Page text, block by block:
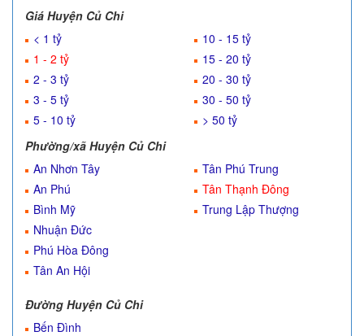
Giá Huyện Củ Chi
< 1 tỷ
1 - 2 tỷ
2 - 3 tỷ
3 - 5 tỷ
5 - 10 tỷ
10 - 15 tỷ
15 - 20 tỷ
20 - 30 tỷ
30 - 50 tỷ
> 50 tỷ
Phường/xã Huyện Củ Chi
An Nhơn Tây
An Phú
Bình Mỹ
Nhuận Đức
Phú Hòa Đông
Tân An Hội
Tân Phú Trung
Tân Thạnh Đông
Trung Lập Thượng
Đường Huyện Củ Chi
Bến Đình